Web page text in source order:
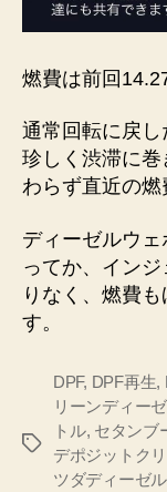
燃費は前回
通常回転に戻
珍しく渋滞に
わらず直近の燃
ディーゼルウ
ってか、イン
りなく、燃費
す。
タ
DPF, DPF再生,
リーンディー
トル, セタンブ
デポジットク
ツダディーゼ